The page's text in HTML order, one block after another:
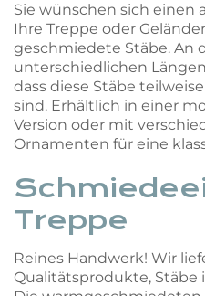
Sie wünschen sich einen
Ihre Treppe oder
geschmiedete Stäbe. An
unterschiedlichen
dass diese Stäbe
sind. Erhältlich in einer
Version oder mit
Ornamenten für eine
Treppe
Reines Handwerk! Wir
Qualitätsprodukte, Stäbe